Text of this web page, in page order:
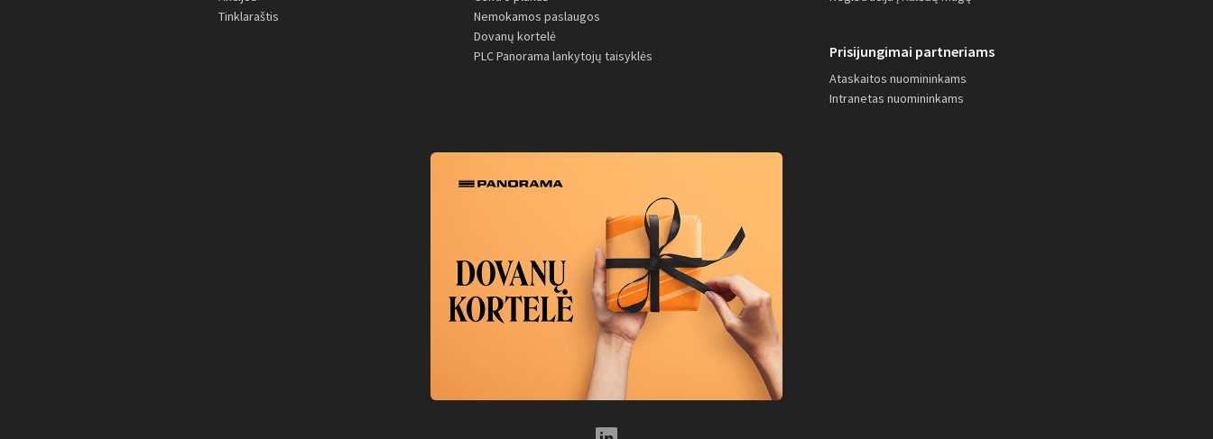
Tinklaraštis
Nemokamos paslaugos
Dovanų kortelė
PLC Panorama lankytojų taisyklės
Prisijungimai partneriams
Ataskaitos nuomininkams
Intranetas nuomininkams